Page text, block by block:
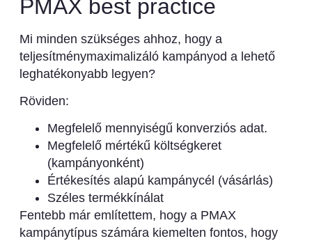
PMAX best practice
Mi minden szükséges ahhoz, hogy a
teljesítménymaximalizáló kampányod a lehető
leghatékonyabb legyen?
Röviden:
Megfelelő mennyiségű konverziós adat.
Megfelelő mértékű költségkeret
(kampányonként)
Értékesítés alapú kampánycél (vásárlás)
Széles termékkínálat
Fentebb már említettem, hogy a PMAX
kampánytípus számára kiemelten fontos, hogy